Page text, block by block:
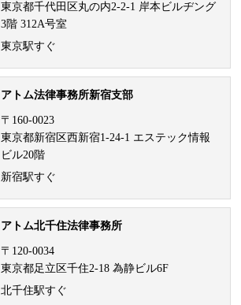
東京都千代田区丸の内2-2-1 岸本ビルヂング
3階 312A号室
東京駅すぐ
アトム法律事務所新宿支部
〒160-0023
東京都新宿区西新宿1-24-1 エステック情報
ビル20階
新宿駅すぐ
アトム北千住法律事務所
〒120-0034
東京都足立区千住2-18 為静ビル6F
北千住駅すぐ